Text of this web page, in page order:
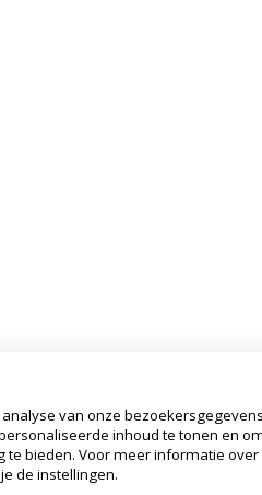
van onze
inhoud te tonen en
te bieden. Voor meer informatie over
de instellingen.